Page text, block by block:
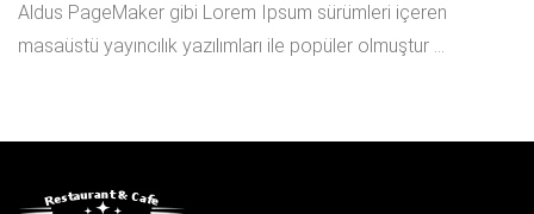
Aldus PageMaker gibi Lorem Ipsum sürümleri içeren
masaüstü yayıncılık yazılımları ile popüler olmuştur ...